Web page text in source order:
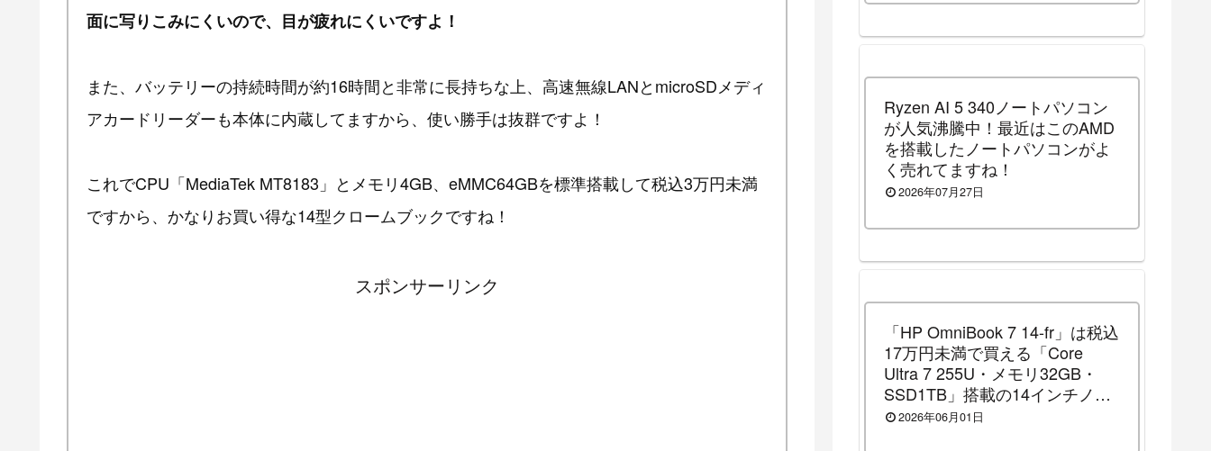
面に写りこみにくいので、目が疲れにくいですよ！
また、バッテリーの持続時間が約16時間と非常に長持ちな上、高速無線LANとmicroSDメディ
アカードリーダーも本体に内蔵してますから、使い勝手は抜群ですよ！
これでCPU「MediaTek MT8183」とメモリ4GB、eMMC64GBを標準搭載して税込3万円未満
ですから、かなりお買い得な14型クロームブックですね！
スポンサーリンク
Ryzen AI 5 340ノートパソコン
が人気沸騰中！最近はこのAMD
を搭載したノートパソコンがよ
く売れてますね！
2026年07月27日
「HP OmniBook 7 14-fr」は税込
17万円未満で買える「Core
Ultra 7 255U・メモリ32GB・
SSD1TB」搭載の14インチノー
トパソコンです！（2026年8月3
2026年06月01日